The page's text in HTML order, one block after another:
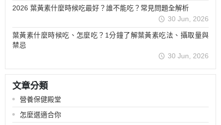
2026 葉黃素什麼時候吃最好？誰不能吃？常見問題全解析
30 Jun, 2026
葉黃素什麼時候吃、怎麼吃？1分鐘了解葉黃素吃法、攝取量與
禁忌
30 Jun, 2026
文章分類
營養保健殿堂
怎麼選適合你